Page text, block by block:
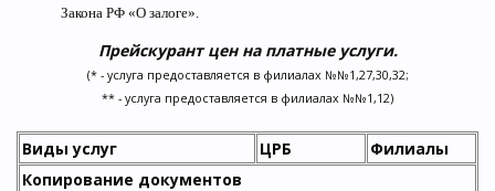
Закона РФ «О залоге».
Прейскурант цен на платные услуги.
(* - услуга предоставляется в филиалах №№1,27,30,32;
** - услуга предоставляется в филиалах №№1,12)
Виды услуг ЦРБ
Филиалы
Копирование документов